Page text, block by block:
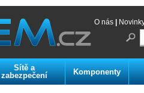
O nás
Sítě a
zabezpečení
Komponenty